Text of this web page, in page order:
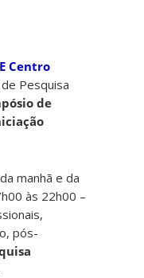
Centro
Pesquisa
de
manhã e da
às 22h00 –
pós-